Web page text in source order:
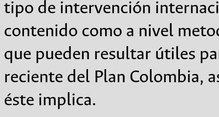
tipo de intervención
contenido como a nivel
que pueden resultar útiles
reciente del Plan Colombia,
éste implica.